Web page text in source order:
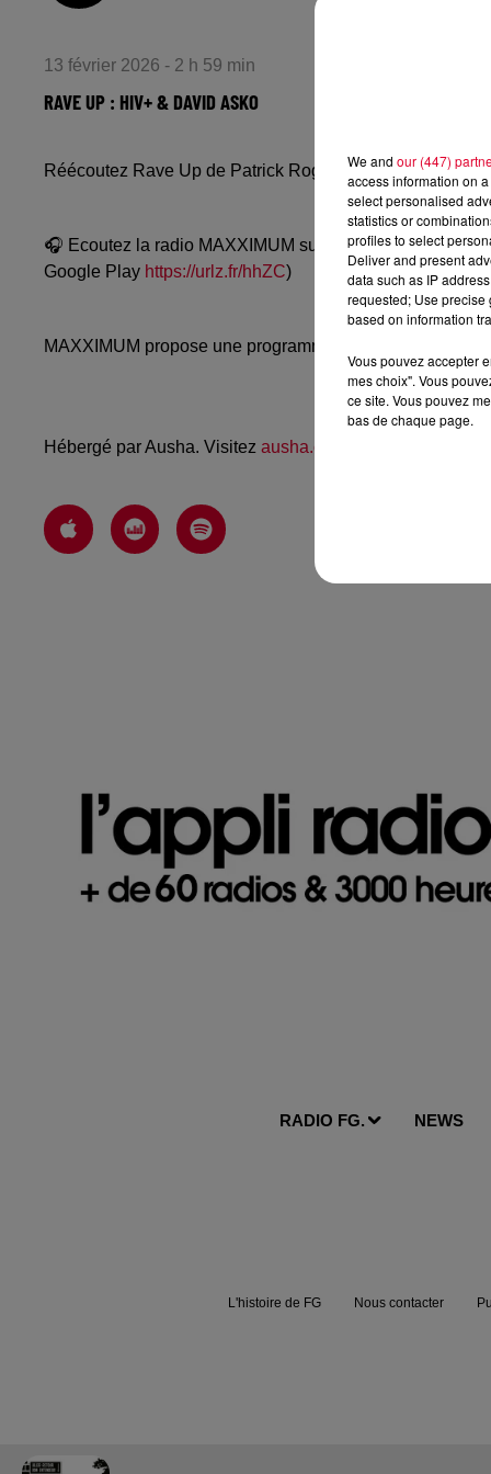
13 février 2026 - 2 h 59 min
RAVE UP : HIV+ & DAVID ASKO
Réécoutez Rave Up de Patrick Rognant avec Hiv+ &
🎧 Ecoutez la radio MAXXIMUM sur
www.radiofg.com/
Google Play https://urlz.fr/hhZC)
MAXXIMUM propose une programmation techno,
Hébergé par Ausha. Visitez ausha.co/politique-de-
RADIO FG. NEWS
L'histoire de FG Nous contacter
We and our (447)
access information on
select personalised
statistics or
profiles to select
Deliver and present
data such as IP
requested; Use precise
based on information
Vous pouvez accepter
mes choix". Vous
ce site. Vous pouvez
bas de chaque page.